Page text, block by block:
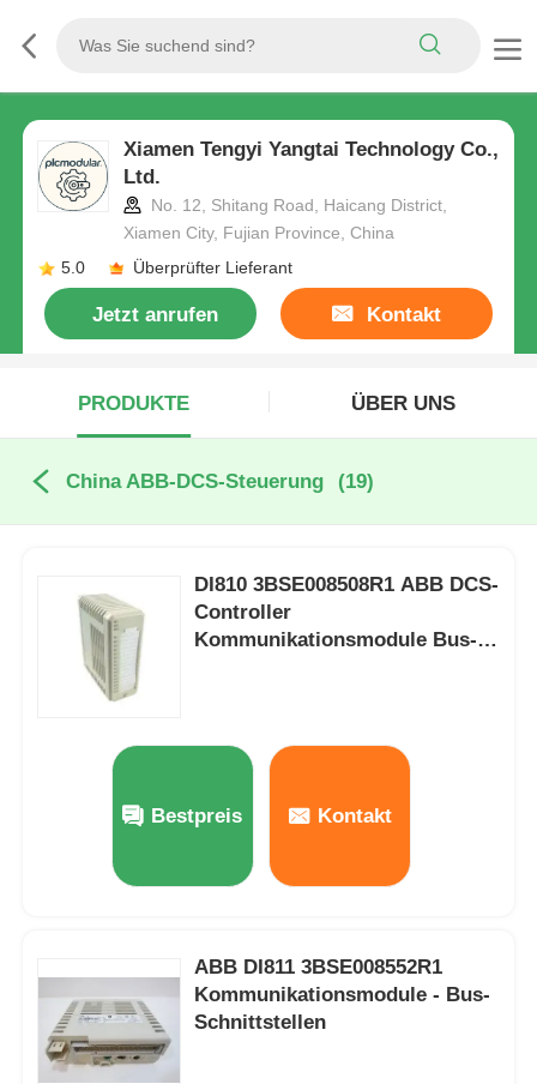
Xiamen Tengyi Yangtai Technology Co.,
Ltd.
No. 12, Shitang Road, Haicang District,
Xiamen City, Fujian Province, China
5.0
Überprüfter Lieferant
Jetzt anrufen Kontakt
PRODUKTE ÜBER UNS
China ABB-DCS-Steuerung (19)
DI810 3BSE008508R1 ABB DCS-
Controller
Kommunikationsmodule Bus-
Bestpreis Kontakt
ABB DI811 3BSE008552R1
Kommunikationsmodule - Bus-
Schnittstellen